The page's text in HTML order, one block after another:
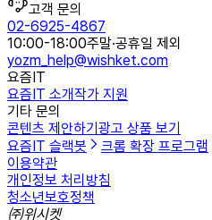
고객 문의
02-6925-4867
10:00-18:00주말·공휴일 제외
yozm_help@wishket.com
요즘IT
요즘IT 소개작가 지원
기타 문의
콘텐츠 제안하기 광고 상품 보기
요즘IT 슬랙봇
크롬 확장 프로그램
이용약관
개인정보 처리방침
청소년보호정책
㈜위시켓